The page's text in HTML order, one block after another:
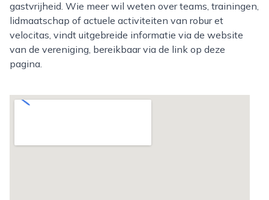
gastvrijheid. Wie meer wil weten over teams, trainingen,
lidmaatschap of actuele activiteiten van robur et
velocitas, vindt uitgebreide informatie via de website
van de vereniging, bereikbaar via de link op deze
pagina.